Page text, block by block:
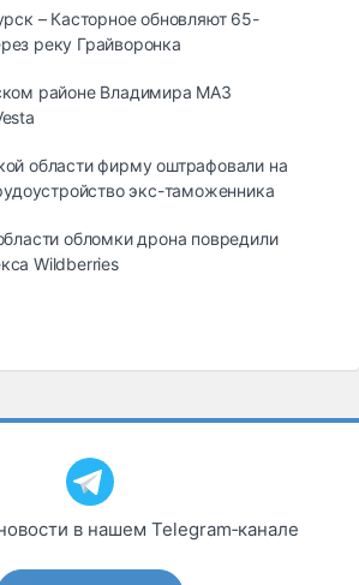
– Касторное обновляют 65-
реку Грайворонка
районе Владимира МАЗ
области фирму оштрафовали на
экс-таможенника
обломки дрона повредили
Wildberries
в нашем Telegram‑канале